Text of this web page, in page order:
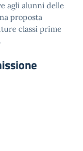
agli alunni delle
proposta
classi prime